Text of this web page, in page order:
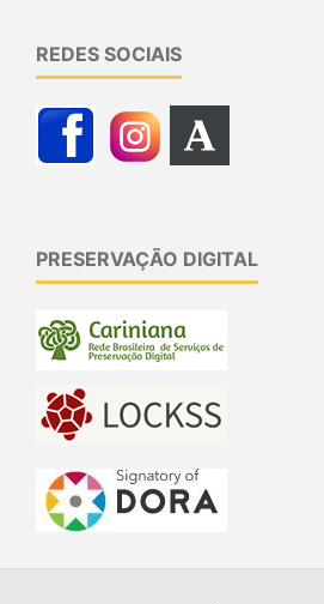
REDES SOCIAIS
PRESERVAÇÃO DIGITAL